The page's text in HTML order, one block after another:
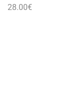
28.00€